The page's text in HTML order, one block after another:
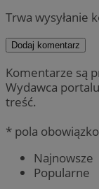
Trwa wysyłanie
Dodaj komentarz
Komentarze są
Wydawca
treść.
* pola
Najnowsze
Popularne